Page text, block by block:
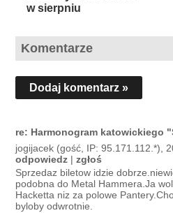
w sierpniu
Komentarze
Dodaj komentarz »
re: Harmonogram katowickiego
jogijacek (gość, IP: 95.171.112.*),
odpowiedz |zgłoś
Sprzedaz biletow idzie
podobna do Metal Hammera.Ja
Hacketta niz za polowe
byloby odwrotnie.